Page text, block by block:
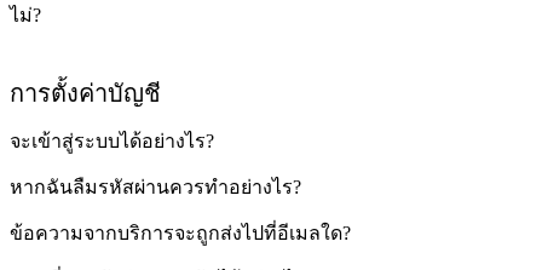
ไม่?
การตั้งค่าบัญชี
จะเข้าสู่ระบบได้อย่างไร?
หากฉันลืมรหัสผ่านควรทำอย่างไร?
ข้อความจากบริการจะถูกส่งไปที่อีเมลใด?